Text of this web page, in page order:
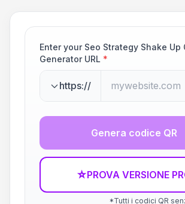
Enter your Seo Strategy Shake Up
Generator URL *
https://
Genera codice QR
☆PROVA VERSIONE
*Tutti i codici QR